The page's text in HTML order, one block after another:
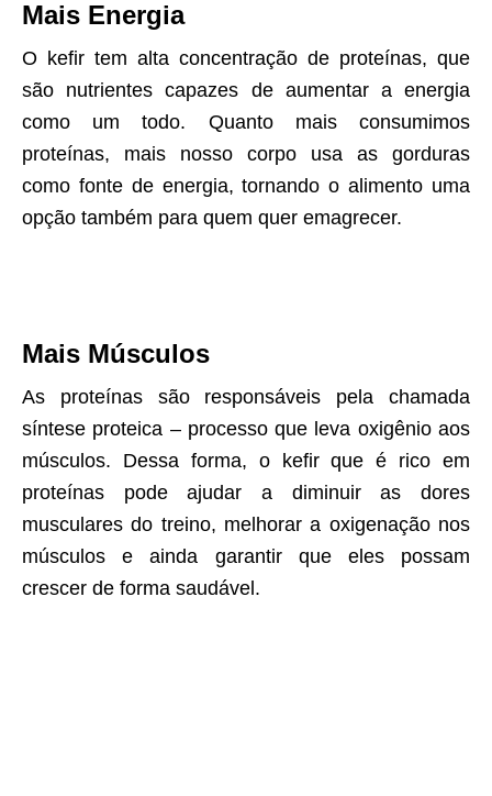
Mais Energia
O kefir tem alta concentração de proteínas, que
são nutrientes capazes de aumentar a energia
como um todo. Quanto mais consumimos
proteínas, mais nosso corpo usa as gorduras
como fonte de energia, tornando o alimento uma
opção também para quem quer emagrecer.
Mais Músculos
As proteínas são responsáveis pela chamada
síntese proteica – processo que leva oxigênio aos
músculos. Dessa forma, o kefir que é rico em
proteínas pode ajudar a diminuir as dores
musculares do treino, melhorar a oxigenação nos
músculos e ainda garantir que eles possam
crescer de forma saudável.